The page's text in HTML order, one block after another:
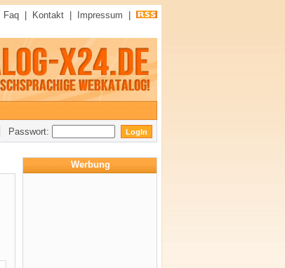
Faq Kontakt Impressum
Passwort:
Werbung